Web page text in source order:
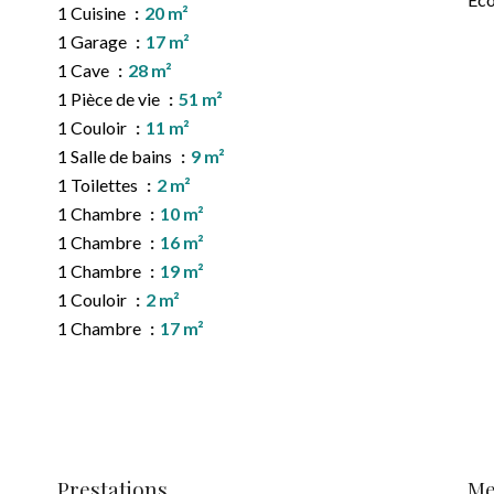
1 Cuisine
20 m²
1 Garage
17 m²
1 Cave
28 m²
1 Pièce de vie
51 m²
1 Couloir
11 m²
1 Salle de bains
9 m²
1 Toilettes
2 m²
1 Chambre
10 m²
1 Chambre
16 m²
1 Chambre
19 m²
1 Couloir
2 m²
1 Chambre
17 m²